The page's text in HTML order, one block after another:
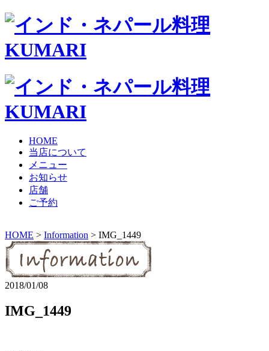
HOME
当店について
メニュー
お知らせ
店舗
ご予約
HOME > Information > IMG_1449
2018/01/08
IMG_1449